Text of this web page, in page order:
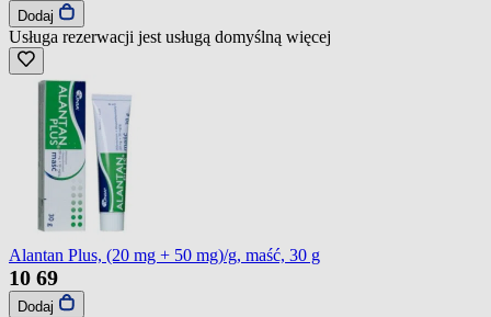
Dodaj
Usługa rezerwacji jest usługą domyślną więcej
Alantan Plus, (20 mg + 50 mg)/g, maść, 30 g
10 69
Dodaj